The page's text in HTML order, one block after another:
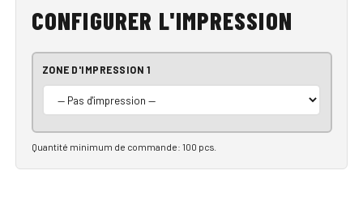
CONFIGURER L'IMPRESSION
ZONE D'IMPRESSION 1
Quantité minimum de commande: 100 pcs.